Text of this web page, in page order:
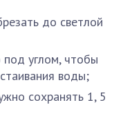
до светлой
углом, чтобы
воды;
сохранять 1, 5